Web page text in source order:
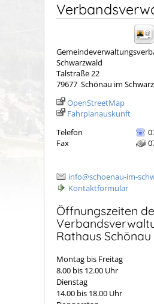
Schwarzwald
Talstraße 22
79677 Schönau im
OpenStreetMap
Fahrplanauskunft
Telefon
Fax
info@schoenau-im-
Kontaktformular
Öffnungszeiten
Rathaus Schönau
Montag bis Freitag
8.00 bis 12.00 Uhr
Dienstag
14.00 bis 18.00 Uhr